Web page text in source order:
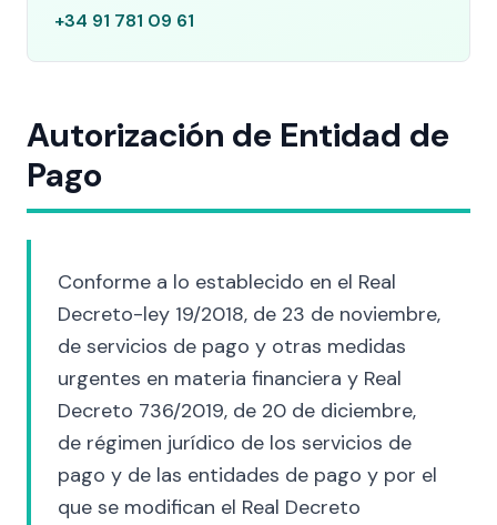
+34 91 781 09 61
Autorización de Entidad de
Pago
Conforme a lo establecido en el Real
Decreto-ley 19/2018, de 23 de noviembre,
de servicios de pago y otras medidas
urgentes en materia financiera y Real
Decreto 736/2019, de 20 de diciembre,
de régimen jurídico de los servicios de
pago y de las entidades de pago y por el
que se modifican el Real Decreto